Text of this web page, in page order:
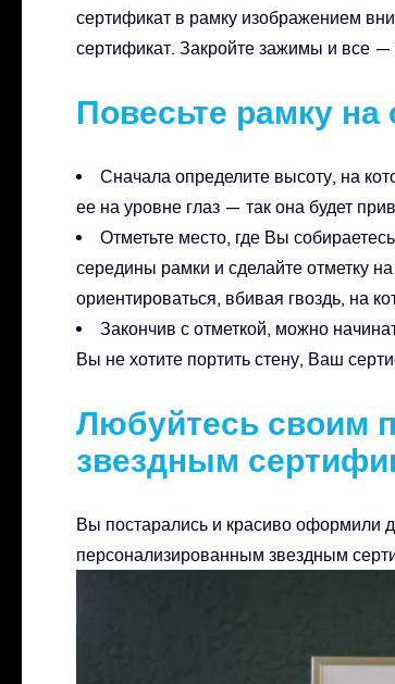
сертификат в рамку изображением
сертификат. Закройте зажимы и все —
Повесьте рамку на
Сначала определите высоту, на
ее на уровне глаз — так она будет
Отметьте место, где Вы
середины рамки и сделайте отметку
ориентироваться, вбивая гвоздь, на
Закончив с отметкой, можно
Вы не хотите портить стену, Ваш
Любуйтесь своим
звездным
Вы постарались и красиво оформили
персонализированным звездным